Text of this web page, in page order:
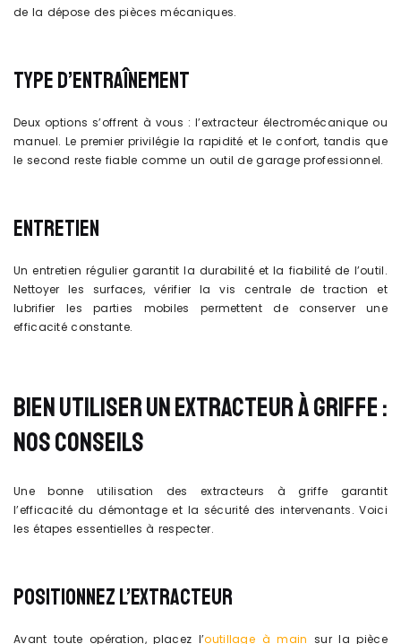
de la dépose des pièces mécaniques.
TYPE D’ENTRAÎNEMENT
Deux options s’offrent à vous : l’extracteur électromécanique ou
manuel. Le premier privilégie la rapidité et le confort, tandis que
le second reste fiable comme un outil de garage professionnel.
ENTRETIEN
Un entretien régulier garantit la durabilité et la fiabilité de l’outil.
Nettoyer les surfaces, vérifier la vis centrale de traction et
lubrifier les parties mobiles permettent de conserver une
efficacité constante.
BIEN UTILISER UN EXTRACTEUR À GRIFFE :
NOS CONSEILS
Une bonne utilisation des extracteurs à griffe garantit
l’efficacité du démontage et la sécurité des intervenants. Voici
les étapes essentielles à respecter.
POSITIONNEZ L’EXTRACTEUR
Avant toute opération, placez l’outillage à main sur la pièce